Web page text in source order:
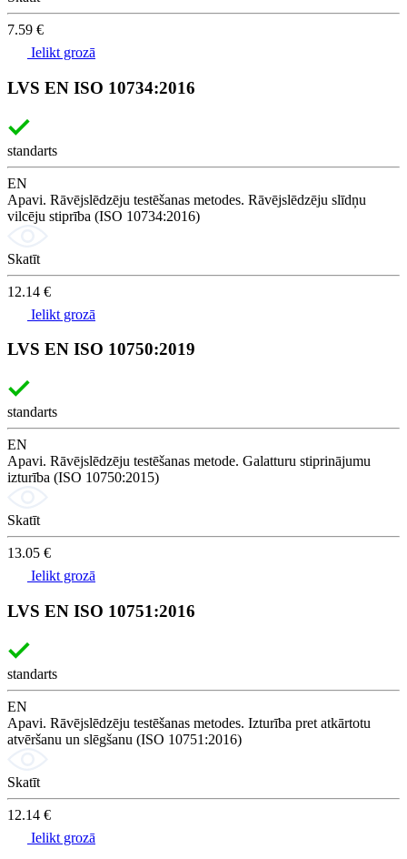
7.59 €
Ielikt grozā
LVS EN ISO 10734:2016
standarts
EN
Apavi. Rāvējslēdzēju testēšanas metodes. Rāvējslēdzēju slīdņu
vilcēju stiprība (ISO 10734:2016)
Skatīt
12.14 €
Ielikt grozā
LVS EN ISO 10750:2019
standarts
EN
Apavi. Rāvējslēdzēju testēšanas metode. Galatturu stiprinājumu
izturība (ISO 10750:2015)
Skatīt
13.05 €
Ielikt grozā
LVS EN ISO 10751:2016
standarts
EN
Apavi. Rāvējslēdzēju testēšanas metodes. Izturība pret atkārtotu
atvēršanu un slēgšanu (ISO 10751:2016)
Skatīt
12.14 €
Ielikt grozā